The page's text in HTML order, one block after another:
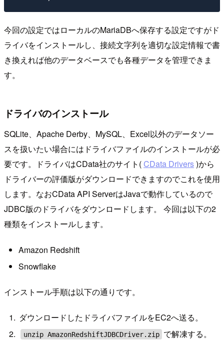
今回の設定ではローカルのMariaDBへ保存する設定ですがド
ライバをインストールし、接続文字列を適切な設定情報で書
き換えれば他のデータベースでも各種データを管理できま
す。
ドライバのインストール
SQLite、Apache Derby、MySQL、Excel以外のデータソー
スを扱いたい場合にはドライバファイルのインストールが必
要です。ドライバはCData社のサイト(CData Drivers)から
ドライバーの評価版がダウンロードできますのでこれを使用
します。なおCData API ServerはJavaで動作しているので
JDBC版のドライバをダウンロードします。 今回は以下の2
種類をインストールします。
Amazon Redshift
Snowflake
インストール手順は以下の通りです。
ダウンロードしたドライバファイルをEC2へ送る。
unzip AmazonRedshiftJDBCDriver.zip で解凍する。